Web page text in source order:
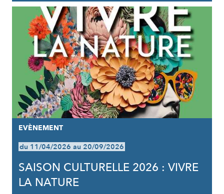
EVÈNEMENT
du 11/04/2026 au 20/09/2026
SAISON CULTURELLE 2026 : VIVRE
LA NATURE